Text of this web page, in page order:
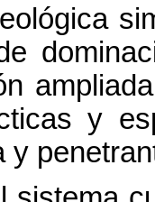
y
y